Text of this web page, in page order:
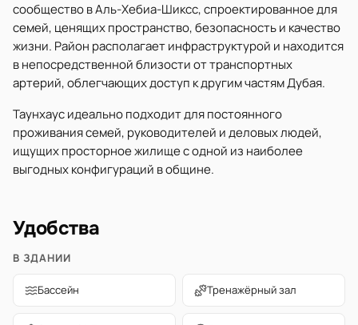
сообщество в Аль-Хебиа-Шиксс, спроектированное для
семей, ценящих пространство, безопасность и качество
жизни. Район располагает инфраструктурой и находится
в непосредственной близости от транспортных
артерий, облегчающих доступ к другим частям Дубая.
Таунхаус идеально подходит для постоянного
проживания семей, руководителей и деловых людей,
ищущих просторное жилище с одной из наиболее
выгодных конфигураций в общине.
Удобства
В ЗДАНИИ
Бассейн Тренажёрный зал